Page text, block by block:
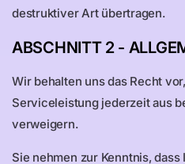
destruktiver Art übertragen.
ABSCHNITT 2 -
Wir behalten uns das Recht
Serviceleistung jederzeit aus
verweigern.
Sie nehmen zur Kenntnis,